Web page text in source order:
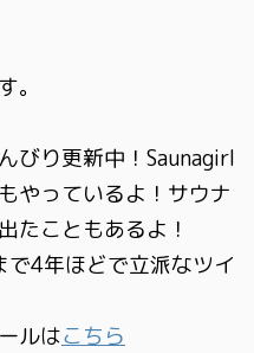
。
びり更新中！Saunagirl
やっているよ！サウナ
たこともあるよ！
4年ほどで立派なツイ
ルはこちら